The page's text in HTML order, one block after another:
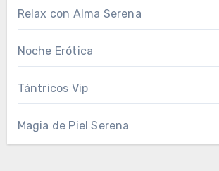
Relax con Alma Serena
Noche Erótica
Tántricos Vip
Magia de Piel Serena